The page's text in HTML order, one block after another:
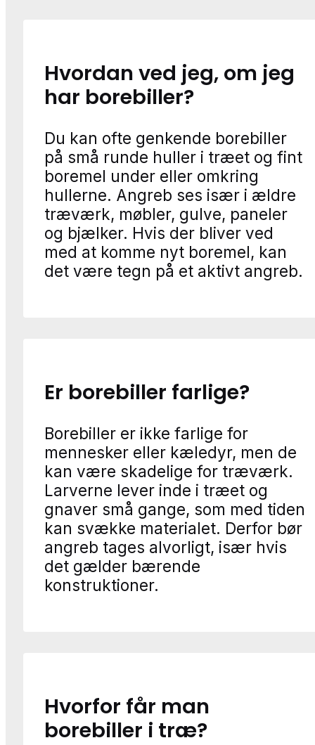
Hvordan ved jeg, om jeg
har borebiller?
Du kan ofte genkende borebiller
på små runde huller i træet og fint
boremel under eller omkring
hullerne. Angreb ses især i ældre
træværk, møbler, gulve, paneler
og bjælker. Hvis der bliver ved
med at komme nyt boremel, kan
det være tegn på et aktivt angreb.
Er borebiller farlige?
Borebiller er ikke farlige for
mennesker eller kæledyr, men de
kan være skadelige for træværk.
Larverne lever inde i træet og
gnaver små gange, som med tiden
kan svække materialet. Derfor bør
angreb tages alvorligt, især hvis
det gælder bærende
konstruktioner.
Hvorfor får man
borebiller i træ?